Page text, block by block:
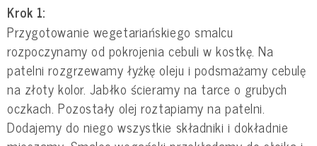
Krok 1:
Przygotowanie wegetariańskiego smalcu
rozpoczynamy od pokrojenia cebuli w kostkę. Na
patelni rozgrzewamy łyżkę oleju i podsmażamy cebulę
na złoty kolor. Jabłko ścieramy na tarce o grubych
oczkach. Pozostały olej roztapiamy na patelni.
Dodajemy do niego wszystkie składniki i dokładnie